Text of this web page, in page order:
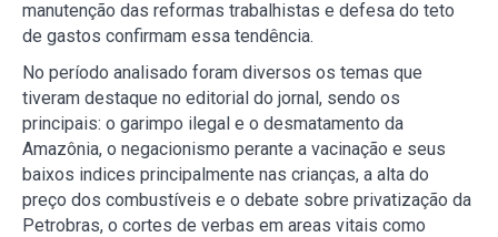
manutenção das reformas trabalhistas e defesa do teto
de gastos confirmam essa tendência.
No período analisado foram diversos os temas que
tiveram destaque no editorial do jornal, sendo os
principais: o garimpo ilegal e o desmatamento da
Amazônia, o negacionismo perante a vacinação e seus
baixos indices principalmente nas crianças, a alta do
preço dos combustíveis e o debate sobre privatização da
Petrobras, o cortes de verbas em areas vitais como